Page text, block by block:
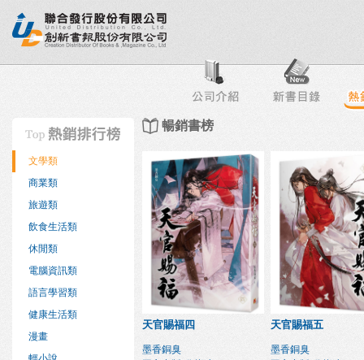
榜 出版社專區 書店專區 目錄下載 會員服務
文學類
商業類
旅遊類
飲食生活類
休閒類
電腦資訊類
語言學習類
健康生活類
漫畫
暢銷書榜
天官賜福四
墨香銅臭
天官賜福五
墨香銅臭